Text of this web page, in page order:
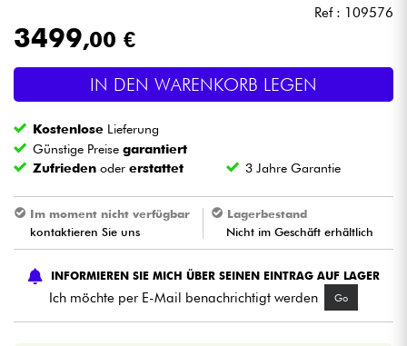
Licht
Drums
Blasinstrumente
Kinder
Ref : 109576
3499,00 €
IN DEN WARENKORB LEGEN
Kostenlose Lieferung
Günstige Preisegarantiert
Zufrieden odererstattet 3 Jahre Garantie
Im moment nicht verfügbar
kontaktieren Sie uns
Lagerbestand
Nicht im Geschäft erhältlich
INFORMIEREN SIE MICH ÜBER SEINEN EINTRAG AUF LAGER
Ich möchte per E-Mail benachrichtigt werden Go